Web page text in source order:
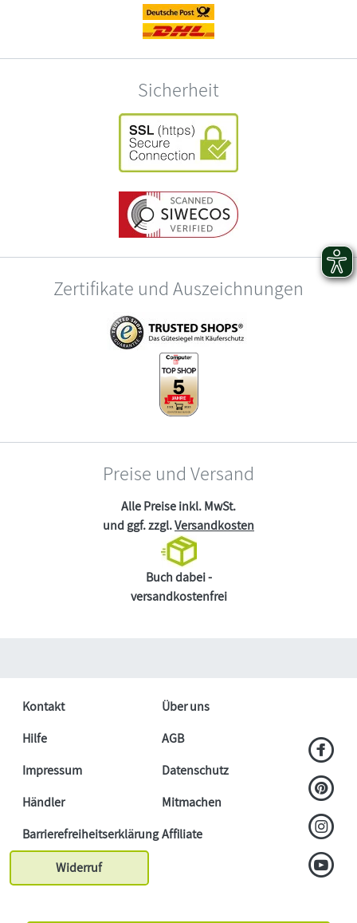
Sicherheit
Zertifikate und Auszeichnungen
Preise und Versand
Alle Preise inkl. MwSt.
und ggf. zzgl.Versandkosten
Buch dabei -
versandkostenfrei
Kontakt
Über uns
Hilfe
AGB
Impressum
Datenschutz
Händler
Mitmachen
BarrierefreiheitserklärungAffiliate
Widerruf